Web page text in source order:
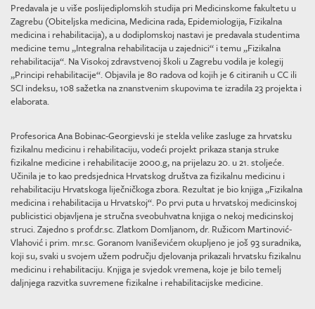
Predavala je u više poslijediplomskih studija pri Medicinskome fakultetu u
Zagrebu (Obiteljska medicina, Medicina rada, Epidemiologija, Fizikalna
medicina i rehabilitacija), a u dodiplomskoj nastavi je predavala studentima
medicine temu „Integralna rehabilitacija u zajednici“ i temu „Fizikalna
rehabilitacija“. Na Visokoj zdravstvenoj školi u Zagrebu vodila je kolegij
„Principi rehabilitacije“. Objavila je 80 radova od kojih je 6 citiranih u CC ili
SCI indeksu, 108 sažetka na znanstvenim skupovima te izradila 23 projekta i
elaborata.
Profesorica Ana Bobinac-Georgievski je stekla velike zasluge za hrvatsku
fizikalnu medicinu i rehabilitaciju, vodeći projekt prikaza stanja struke
fizikalne medicine i rehabilitacije 2000.g, na prijelazu 20. u 21. stoljeće.
Učinila je to kao predsjednica Hrvatskog društva za fizikalnu medicinu i
rehabilitaciju Hrvatskoga liječničkoga zbora. Rezultat je bio knjiga „Fizikalna
medicina i rehabilitacija u Hrvatskoj“. Po prvi puta u hrvatskoj medicinskoj
publicistici objavljena je stručna sveobuhvatna knjiga o nekoj medicinskoj
struci. Zajedno s prof.dr.sc. Zlatkom Domljanom, dr. Ružicom Martinović-
Vlahović i prim. mr.sc. Goranom Ivaniševićem okupljeno je još 93 suradnika,
koji su, svaki u svojem užem području djelovanja prikazali hrvatsku fizikalnu
medicinu i rehabilitaciju. Knjiga je svjedok vremena, koje je bilo temelj
daljnjega razvitka suvremene fizikalne i rehabilitacijske medicine.